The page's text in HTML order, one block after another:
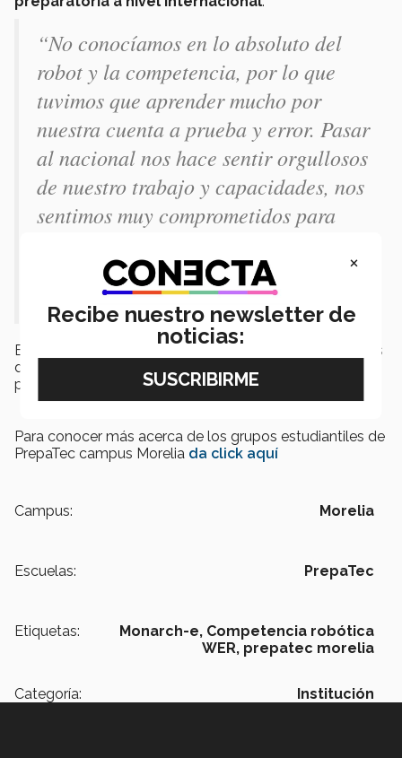
“No conocíamos en lo absoluto del
robot y la competencia, por lo que
tuvimos que aprender mucho por
nuestra cuenta a prueba y error. Pasar
al nacional nos hace sentir orgullosos
de nuestro trabajo y capacidades, nos
sentimos muy comprometidos para
en alto” nos comparte Andrés
Rodríguez, miembro del equipo
Entérate de los progresos y las próximas competencias
de este grupo estudiantil en sus redes sociales, los
puedes encontrar como @monarche4731
Para conocer más acerca de los grupos estudiantiles de
PrepaTec campus Morelia da click aquí
Campus: Morelia
Escuelas: PrepaTec
Etiquetas: Monarch-e, Competencia robótica
WER, prepatec morelia
Categoría: Institución
×
Recibe nuestro newsletter de
noticias: